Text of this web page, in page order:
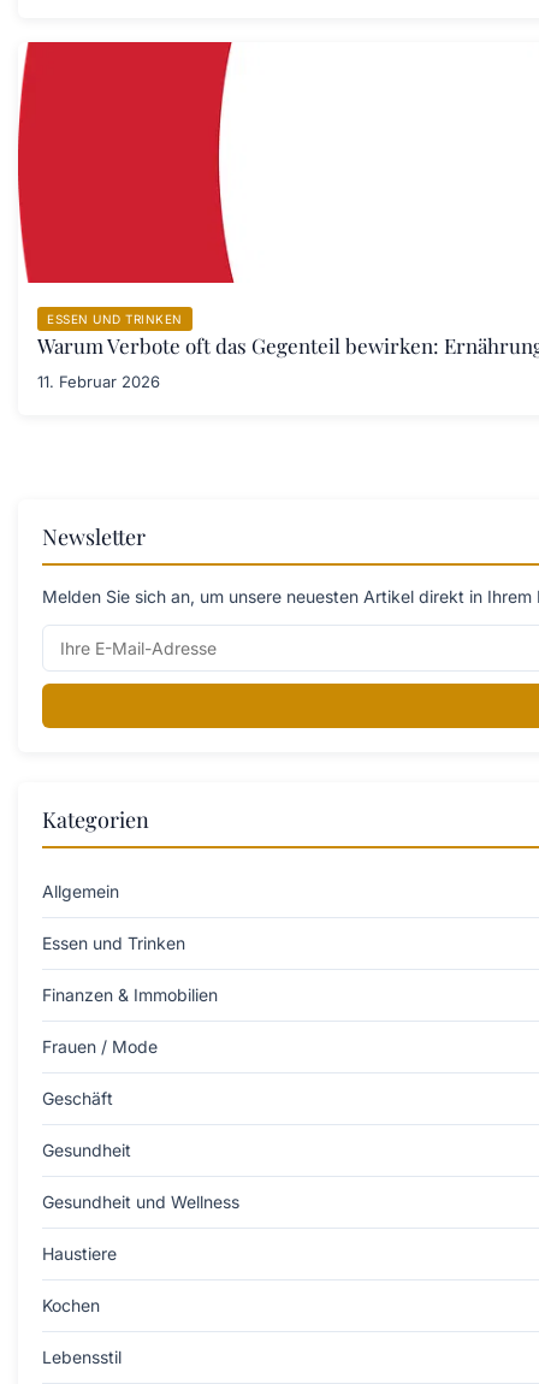
ESSEN UND TRINKEN
Warum Verbote oft das Gegenteil bewirken:
11. Februar 2026
Newsletter
Melden Sie sich an, um unsere neuesten Artikel direkt in
Kategorien
Allgemein
Essen und Trinken
Finanzen & Immobilien
Frauen / Mode
Geschäft
Gesundheit
Gesundheit und Wellness
Haustiere
Kochen
Lebensstil